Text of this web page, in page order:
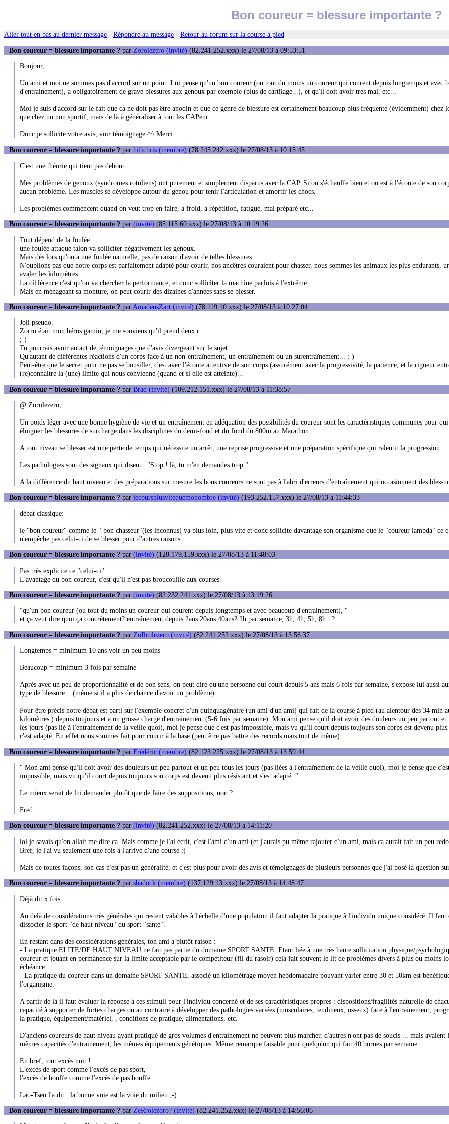
Bon coureur = blessure importante ?
Aller tout en bas au dernier message - Répondre au message - Retour au forum sur la course à pied
Bon coureur = blessure importante ? par Zorolezero (invité) (82.241.252.xxx) le 27/08/13 à 09:53:51
Bonjour,
Un ami et moi ne sommes pas d'accord sur un point. Lui pense qu'un bon coureur (ou tout du moins un coureur qui courent depuis longtemps et avec
d'entrainement), a obligatoirement de grave blessures aux genoux par exemple (plus de cartilage...), et qu'il doit avoir très mal, etc...
Moi je suis d'accord sur le fait que ca ne doit pas être anodin et que ce genre de blessure est certainement beaucoup plus fréquente (évidemment) chez
que chez un non sportif, mais de là à généraliser à tout les CAPeur...
Donc je sollicite votre avis, voir témoignage ^^ Merci.
Bon coureur = blessure importante ? par hifichris (membre) (78.245.242.xxx) le 27/08/13 à 10:15:45
C'est une théorie qui tient pas debout.
Mes problèmes de genoux (syndromes rotuliens) ont purement et simplement disparus avec la CAP. Si on s'échauffe bien et on est à l'écoute de son
aucun problème. Les muscles se développe autour du genou pour tenir l'articulation et amortir les chocs.
Les problèmes commencent quand on veut trop en faire, à froid, à répétition, fatigué, mal préparé etc...
Bon coureur = blessure importante ? par (invité) (85.115.60.xxx) le 27/08/13 à 10:19:26
Tout dépend de la foulée
une foulée attaque talon va solliciter négativement les genoux.
Mais dès lors qu'on a une foulée naturelle, pas de raison d'avoir de telles blessures
N'oublions pas que notre corps est parfaitement adapté pour courir, nos ancêtres couraient pour chasser, nous sommes les animaux les plus endurants,
avaler les kilomètres.
La différence c'est qu'on va chercher la performance, et donc solliciter la machine parfois à l'extrême.
Mais en ménageant sa monture, on peut courir des dizaines d'années sans se blesser.
Bon coureur = blessure importante ? par AmadeusZart (invité) (78.119.10.xxx) le 27/08/13 à 10:27:04
Joli pseudo.
Zorro était mon héros gamin, je me souviens qu'il prend deux r.
;-)
Tu pourrais avoir autant de témoignages que d'avis divergeant sur le sujet...
Qu'autant de différentes réactions d'un corps face à un non-entraînement, un entraînement ou un surentraînement... ;-)
Peut-être que le secret pour ne pas se bousiller, c'est avec l'écoute attentive de son corps (assurément avec la progressivité, la patience, et la rigueur
(re)connaitre la (une) limite qui nous convienne (quand et si elle est atteinte)...
Bon coureur = blessure importante ? par Brad (invité) (109.212.151.xxx) le 27/08/13 à 11:38:57
@ Zorolezero,
Un poids léger avec une bonne hygiène de vie et un entraînement en adéquation des possibilités du coureur sont les caractéristiques communes pour
éloigner les blessures de surcharge dans les disciplines du demi-fond et du fond du 800m au Marathon.
A tout niveau se blesser est une perte de temps qui nécessite un arrêt, une reprise progressive et une préparation spécifique qui ralentit la progression.
Les pathologies sont des signaux qui disent : "Stop ! là, tu m'en demandes trop."
A la différence du haut niveau et des préparations sur mesure les bons coureurs ne sont pas à l'abri d'erreurs d'entraînement qui occasionnent des
Bon coureur = blessure importante ? par jecoursplusvitequemonombre (invité) (193.252.157.xxx) le 27/08/13 à 11:44:33
débat classique:
le "bon coureur" comme le " bon chasseur"(les inconnus) va plus loin, plus vite et donc sollicite davantage son organisme que le "coureur lambda" ce
n'empêche pas celui-ci de se blesser pour d'autres raisons.
Bon coureur = blessure importante ? par (invité) (128.179.159.xxx) le 27/08/13 à 11:48:03
Pas très explicite ce "celui-ci".
L'avantage du bon coureur, c'est qu'il n'est pas broucouille aux courses.
Bon coureur = blessure importante ? par (invité) (82.232.241.xxx) le 27/08/13 à 13:19:26
"qu'un bon coureur (ou tout du moins un coureur qui courent depuis longtemps et avec beaucoup d'entrainement), "
et ça veut dire quoi ça concrètement? entraînement depuis 2ans 20ans 40ans? 2h par semaine, 3h, 4h, 5h, 8h...?
Bon coureur = blessure importante ? par ZoRrolezero (invité) (82.241.252.xxx) le 27/08/13 à 13:56:37
Longtemps = minimum 10 ans voir un peu moins
Beaucoup = minimum 3 fois par semaine
Après avec un peu de proportionnalité et de bon sens, on peut dire qu'une personne qui court depuis 5 ans mais 6 fois par semaine, s'expose lui aussi
type de blessure... (même si il a plus de chance d'avoir un problème)
Pour être précis notre débat est parti sur l'exemple concret d'un quinquagénaire (un ami d'un ami) qui fait de la course à pied (au alentour des 34 min
kilomètres ) depuis toujours et a un grosse charge d'entrainement (5-6 fois par semaine). Mon ami pense qu'il doit avoir des douleurs un peu partout et
les jours (pas lié à l'entrainement de la veille quoi), moi je pense que c'est pas impossible, mais vu qu'il court depuis toujours son corps est devenu plus
c'est adapté. En effet nous sommes fait pour courir à la base (peut être pas battre des records mais tout de même)
Bon coureur = blessure importante ? par Frédéric (membre) (82.123.225.xxx) le 27/08/13 à 13:59:44
" Mon ami pense qu'il doit avoir des douleurs un peu partout et un peu tous les jours (pas liées à l'entraînement de la veille quoi), moi je pense que
impossible, mais vu qu'il court depuis toujours son corps est devenu plus résistant et s'est adapté. "
Le mieux serait de lui demander plutôt que de faire des suppositions, non ?
Fred
Bon coureur = blessure importante ? par (invité) (82.241.252.xxx) le 27/08/13 à 14:11:20
lol je savais qu'on allait me dire ca. Mais comme je l'ai écrit, c'est l'ami d'un ami (et j'aurais pu même rajouter d'un ami, mais ca aurait fait un peu
Bref, je l'ai vu seulement une fois à l'arrivé d'une course ;)
Mais de toutes façons, son cas n'est pas un généralité, et c'est plus pour avoir des avis et témoignages de plusieurs personnes que j'ai posé la question
Bon coureur = blessure importante ? par shadock (membre) (137.129.13.xxx) le 27/08/13 à 14:48:47
Déjà dit x fois :
Au delà de considérations très générales qui restent valables à l'échelle d'une population il faut adapter la pratique à l'individu unique considéré. Il faut
dissocier le sport "de haut niveau" du sport "santé".
En restant dans des considérations générales, ton ami a plutôt raison :
- La pratique ELITE/DE HAUT NIVEAU ne fait pas partie du domaine SPORT SANTE. Etant liée à une très haute sollicitation physique/
coureur et jouant en permanence sur la limite acceptable par le compétiteur (fil du rasoir) cela fait souvent le lit de problèmes divers à plus ou moins
échéance.
- La pratique du coureur dans un domaine SPORT SANTE, associé un kilométrage moyen hebdomadaire pouvant varier entre 30 et 50km est
l'organisme.
A partir de là il faut évaluer la réponse à ces stimuli pour l'individu concerné et de ses caractéristiques propres : dispositions/fragilités naturelle de
capacité à supporter de fortes charges ou au contraire à développer des pathologies variées (musculaires, tendineux, osseux) face à l'entrainement,
la pratique, équipement/matériel, , conditions de pratique, alimentations, etc.
D'anciens coureurs de haut niveau ayant pratiqué de gros volumes d'entrainement ne peuvent plus marcher, d'autres n'ont pas de soucis ... mais
mêmes capacités d'entrainement, les mêmes équipements génétiques. Même remarque faisable pour quelqu'un qui fait 40 bornes par semaine.
En bref, tout excès nuit !
L'excès de sport comme l'excès de pas sport,
l'excès de bouffe comme l'excès de pas bouffe
Lao-Tseu l'a dit : la bonne voie est la voie du milieu ;-)
Bon coureur = blessure importante ? par ZeRrolezoro? (invité) (82.241.252.xxx) le 27/08/13 à 14:56:06